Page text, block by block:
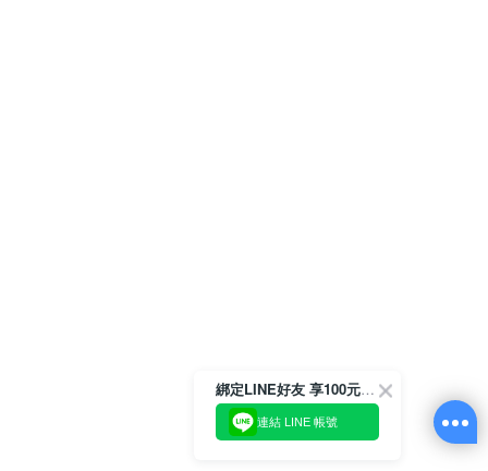
綁定LINE好友 享100元折價券
連結 LINE 帳號